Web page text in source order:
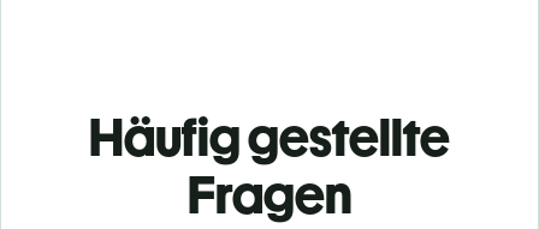
Häufig gestellte
Fragen